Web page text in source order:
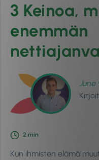
3 Keinoa,
enemmän
June
2 min
Kun ihmisten elämä